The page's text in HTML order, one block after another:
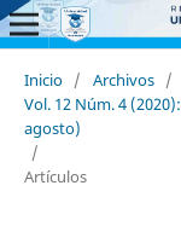
Inicio / Archivos /
Vol. 12 Núm. 4
agosto)
/
Artículos